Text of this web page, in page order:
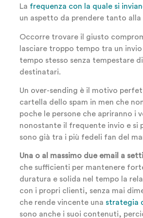
La frequenza con la quale si
un aspetto da prendere tanto alla
Occorre trovare il giusto
lasciare troppo tempo tra un invio
tempo stesso senza tempestare
destinatari.
Un over-sending è il motivo
cartella dello spam in men che
poche le persone che apriranno i
nonostante il frequente invio e si
sono già tra i più fedeli fan del
Una o al massimo due email a
che sufficienti per mantenere
duratura e solida nel tempo la
con i propri clienti, senza mai
che rende vincente una strategia
sono anche i suoi contenuti,